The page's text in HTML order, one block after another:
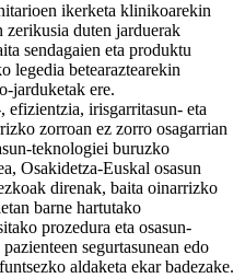
ikerketa klinikoarekin
zerikusia duten jarduerak
sendagaien eta produktu
legedia betearaztearekin
jarduketak ere.
efizientzia, irisgarritasun- eta
zorroan ez zorro osagarrian
teknologiei buruzko
Osakidetza-Euskal osasun
direnak, baita oinarrizko
barne hartutako
prozedura eta osasun-
segurtasunean edo
aldaketa ekar badezake.